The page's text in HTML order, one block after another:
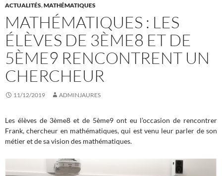
ACTUALITÉS,MATHÉMATIQUES
MATHÉMATIQUES : LES
ÉLÈVES DE 3ÈME8 ET DE
5ÈME9 RENCONTRENT UN
CHERCHEUR
11/12/2019 ADMINJAURES
Les élèves de 3ème8 et de 5ème9 ont eu l’occasion de rencontrer
Frank, chercheur en mathématiques, qui est venu leur parler de son
métier et de sa vision des mathématiques.